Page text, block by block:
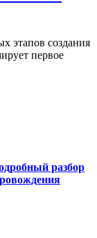
этапов создания
первое
разбор